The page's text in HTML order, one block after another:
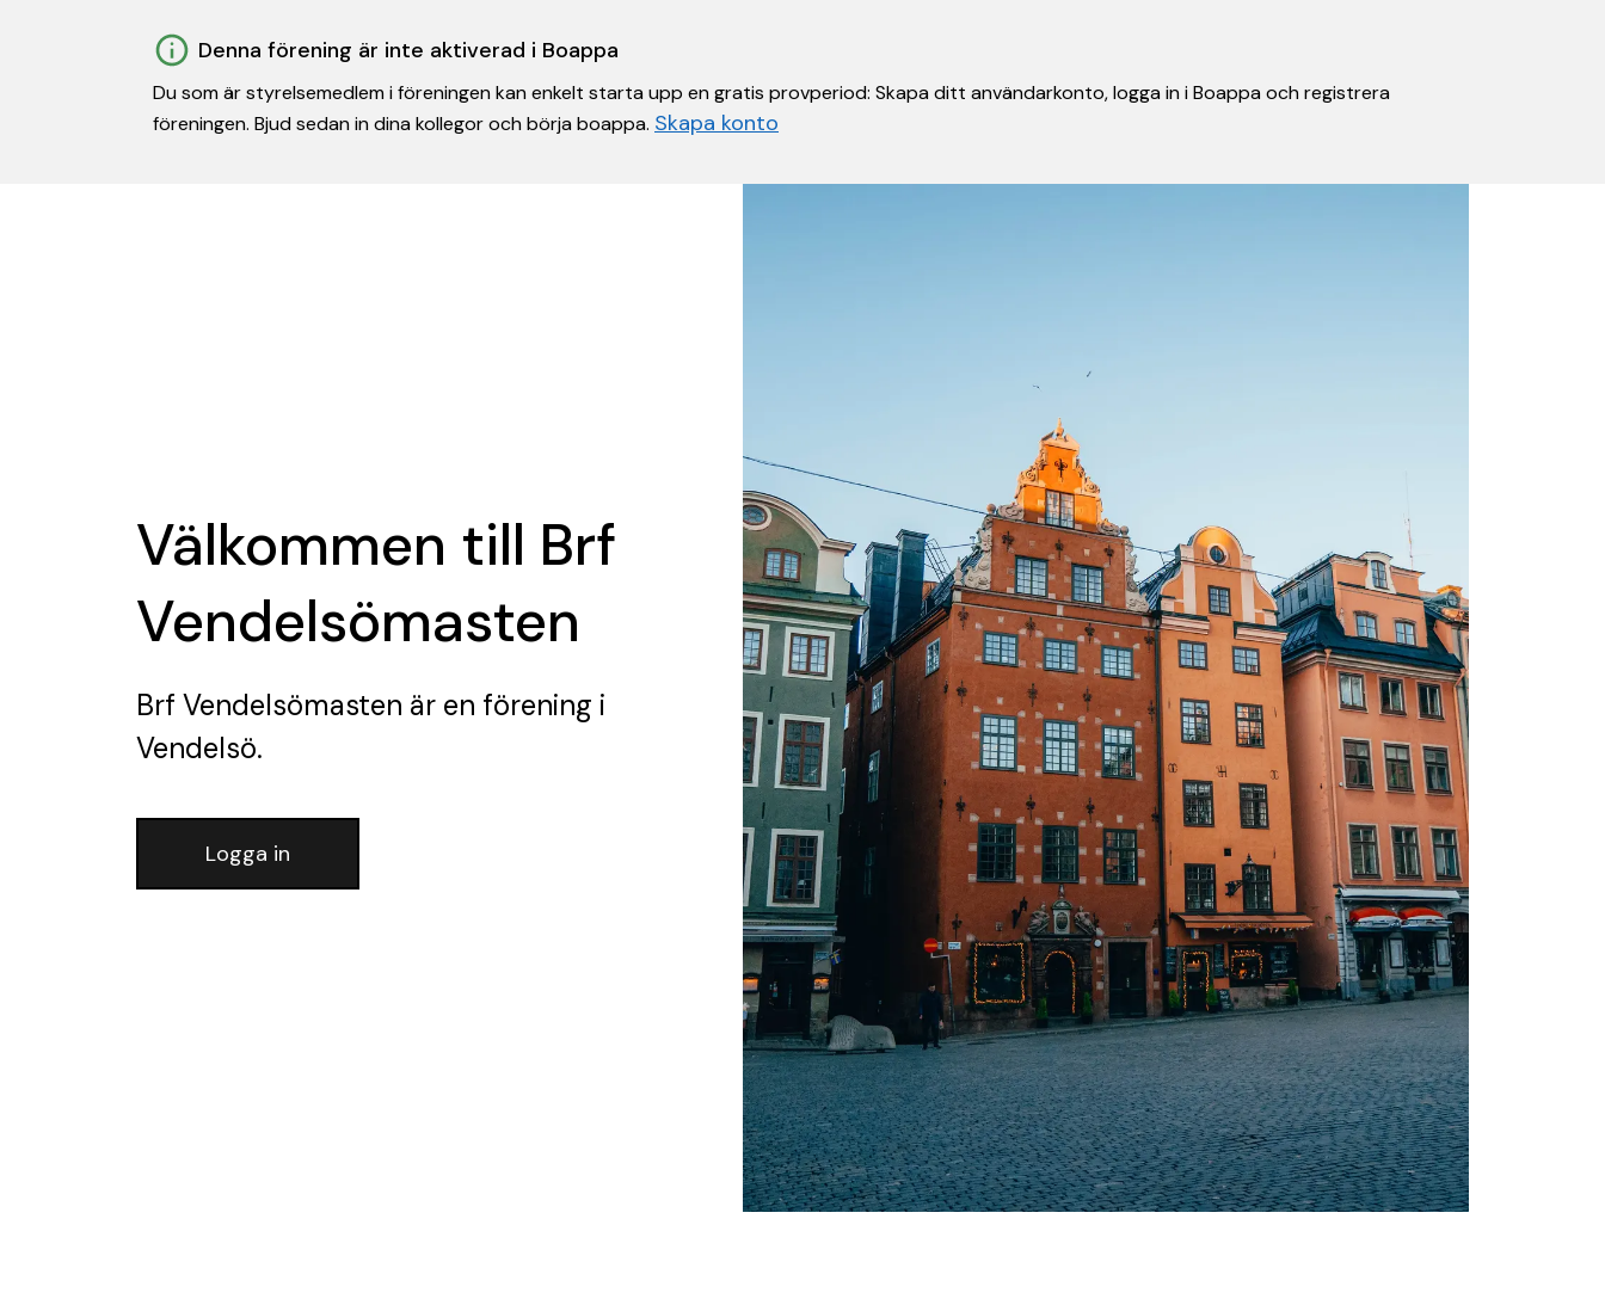
Denna förening är inte aktiverad i Boappa
Du som är styrelsemedlem i föreningen kan enkelt starta upp en gratis provperiod: Skapa ditt användarkonto, logga in i Boappa och registrera
föreningen. Bjud sedan in dina kollegor och börja boappa. Skapa konto
Välkommen till Brf
Vendelsömasten
Brf Vendelsömasten är en förening i
Vendelsö.
Logga in